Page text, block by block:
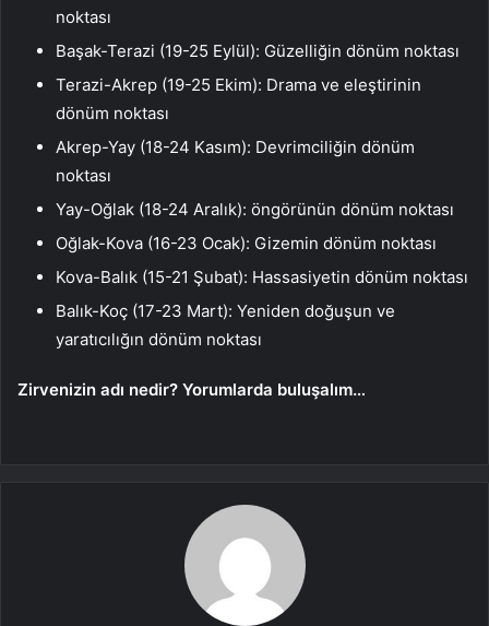
noktası
Başak-Terazi (19-25 Eylül): Güzelliğin dönüm noktası
Terazi-Akrep (19-25 Ekim): Drama ve eleştirinin
dönüm noktası
Akrep-Yay (18-24 Kasım): Devrimciliğin dönüm
noktası
Yay-Oğlak (18-24 Aralık): öngörünün dönüm noktası
Oğlak-Kova (16-23 Ocak): Gizemin dönüm noktası
Kova-Balık (15-21 Şubat): Hassasiyetin dönüm noktası
Balık-Koç (17-23 Mart): Yeniden doğuşun ve
yaratıcılığın dönüm noktası
Zirvenizin adı nedir? Yorumlarda buluşalım…